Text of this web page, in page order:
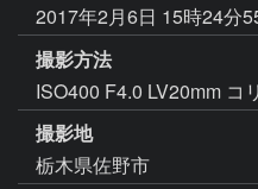
2017年2月6日 15時24分
撮影方法
ISO400 F4.0 LV20mm コ
撮影地
栃木県佐野市